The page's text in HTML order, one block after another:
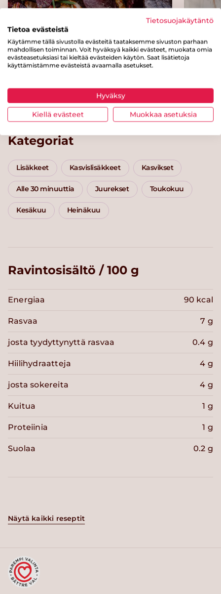
Kategoriat
Lisäkkeet Kasvislisäkkeet Kasvikset
Alle 30 minuuttia Juurekset Toukokuu
Kesäkuu Heinäkuu
Ravintosisältö / 100 g
Energiaa 90 kcal
Rasvaa 7 g
josta tyydyttynyttä rasvaa 0.4 g
Hiilihydraatteja 4 g
josta sokereita 4 g
Kuitua 1 g
Proteiinia 1 g
Suolaa 0.2 g
Näytä kaikki reseptit
Tietosuojakäytäntö
Tietoa evästeistä
Käytämme tällä sivustolla evästeitä taataksemme sivuston parhaan
mahdollisen toiminnan. Voit hyväksyä kaikki evästeet, muokata omia
evästeasetuksiasi tai kieltää evästeiden käytön. Saat lisätietoja
käyttämistämme evästeistä avaamalla asetukset.
Hyväksy
Kiellä evästeet Muokkaa asetuksia